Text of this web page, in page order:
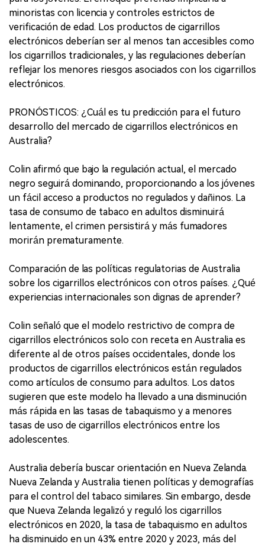
minoristas con licencia y controles estrictos de
verificación de edad. Los productos de cigarrillos
electrónicos deberían ser al menos tan accesibles como
los cigarrillos tradicionales, y las regulaciones deberían
reflejar los menores riesgos asociados con los cigarrillos
electrónicos.
PRONÓSTICOS: ¿Cuál es tu predicción para el futuro
desarrollo del mercado de cigarrillos electrónicos en
Australia?
Colin afirmó que bajo la regulación actual, el mercado
negro seguirá dominando, proporcionando a los jóvenes
un fácil acceso a productos no regulados y dañinos. La
tasa de consumo de tabaco en adultos disminuirá
lentamente, el crimen persistirá y más fumadores
morirán prematuramente.
Comparación de las políticas regulatorias de Australia
sobre los cigarrillos electrónicos con otros países. ¿Qué
experiencias internacionales son dignas de aprender?
Colin señaló que el modelo restrictivo de compra de
cigarrillos electrónicos solo con receta en Australia es
diferente al de otros países occidentales, donde los
productos de cigarrillos electrónicos están regulados
como artículos de consumo para adultos. Los datos
sugieren que este modelo ha llevado a una disminución
más rápida en las tasas de tabaquismo y a menores
tasas de uso de cigarrillos electrónicos entre los
adolescentes.
Australia debería buscar orientación en Nueva Zelanda.
Nueva Zelanda y Australia tienen políticas y demografías
para el control del tabaco similares. Sin embargo, desde
que Nueva Zelanda legalizó y reguló los cigarrillos
electrónicos en 2020, la tasa de tabaquismo en adultos
ha disminuido en un 43% entre 2020 y 2023, más del